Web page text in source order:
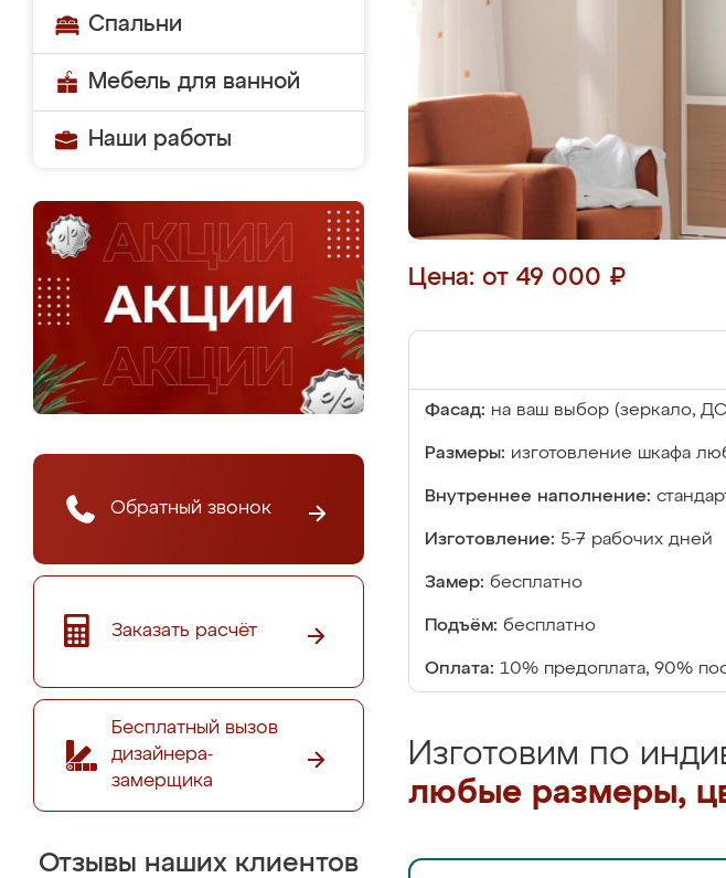
Спальни
Мебель для ванной
Наши работы
Обратный звонок
Заказать расчёт
Бесплатный вызов
дизайнера-
замерщика
Отзывы наших клиентов
Цена: от 49 000 ₽
Фасад: на ваш выбор (зеркало,
Размеры: изготовление шкафа
Внутреннее наполнение:
Изготовление: 5-7 рабочих дней
Замер: бесплатно
Подъём: бесплатно
Оплата: 10% предоплата, 90%
Изготовим по
любые размеры,